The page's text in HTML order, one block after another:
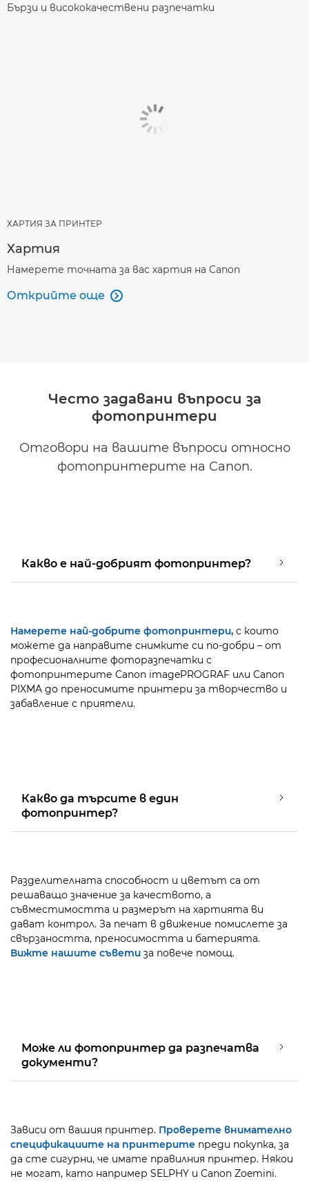
Бързи и висококачествени разпечатки
ХАРТИЯ ЗА ПРИНТЕР
Хартия
Намерете точната за вас хартия на Canon
Открийте още 
Често задавани въпроси за
фотопринтери
Отговори на вашите въпроси относно
фотопринтерите на Canon.
Какво е най-добрият фотопринтер?
Намерете най-добрите фотопринтери, с които
можете да направите снимките си по-добри – от
професионалните фоторазпечатки с
фотопринтерите Canon imagePROGRAF или Canon
PIXMA до преносимите принтери за творчество и
забавление с приятели.
Какво да търсите в един
фотопринтер?
Разделителната способност и цветът са от
решаващо значение за качеството, а
съвместимостта и размерът на хартията ви
дават контрол. За печат в движение помислете за
свързаността, преносимостта и батерията.
Вижте нашите съвети за повече помощ.
Може ли фотопринтер да разпечатва
документи?
Зависи от вашия принтер. Проверете внимателно
спецификациите на принтерите преди покупка, за
да сте сигурни, че имате правилния принтер. Някои
не могат, като например SELPHY и Canon Zoemini.